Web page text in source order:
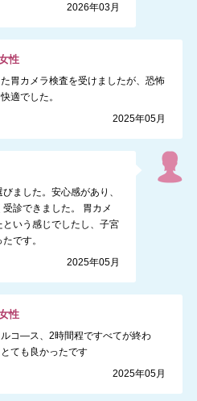
2026年03月
性
胃カメラ検査を受けましたが、恐怖
適でした。
2025年05月
ました。安心感があり、
診できました。 胃カメ
いう感じでしたし、子宮
です。
2025年05月
性
コ―ス、2時間程ですべてが終わ
ても良かったです
2025年05月